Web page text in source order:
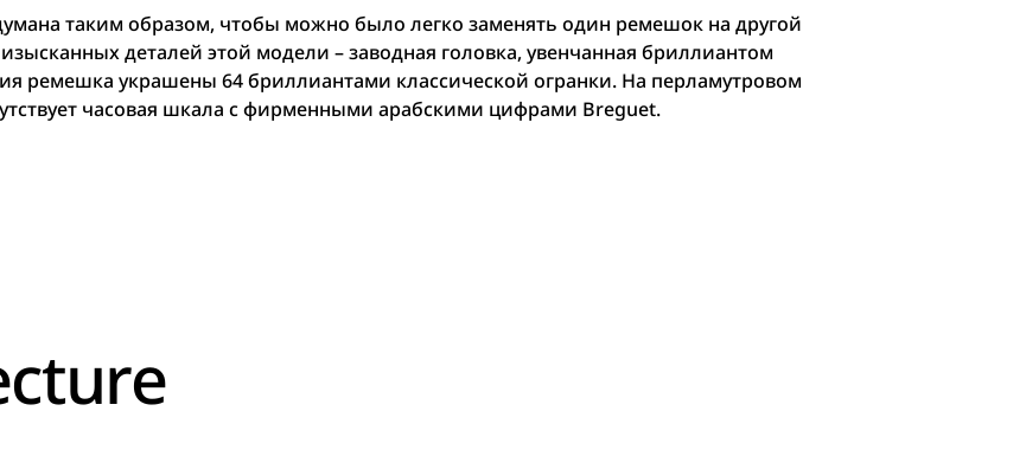
таким образом, чтобы можно было легко заменять один ремешок на другой
деталей этой модели – заводная головка, увенчанная бриллиантом
ремешка украшены 64 бриллиантами классической огранки. На перламутровом
часовая шкала с фирменными арабскими цифрами Breguet.